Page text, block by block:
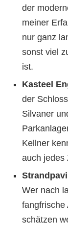
der
meiner
nur ganz
sonst viel
ist.
Kasteel
der
Silvaner
Kellner
auch jedes
Wer nach
fangfrische
schätzen